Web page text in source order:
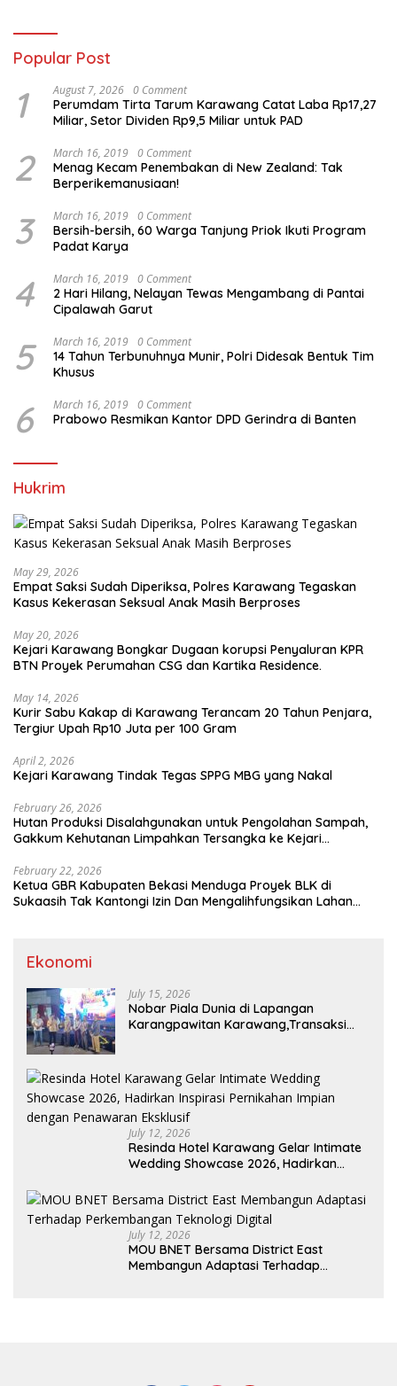
Popular Post
1 August 7, 2026 0 Comment
Perumdam Tirta Tarum Karawang Catat Laba Rp17,27
Miliar, Setor Dividen Rp9,5 Miliar untuk PAD
2 March 16, 2019 0 Comment
Menag Kecam Penembakan di New Zealand: Tak
Berperikemanusiaan!
3 March 16, 2019 0 Comment
Bersih-bersih, 60 Warga Tanjung Priok Ikuti Program
Padat Karya
4 March 16, 2019 0 Comment
2 Hari Hilang, Nelayan Tewas Mengambang di Pantai
Cipalawah Garut
5 March 16, 2019 0 Comment
14 Tahun Terbunuhnya Munir, Polri Didesak Bentuk Tim
Khusus
6 March 16, 2019 0 Comment
Prabowo Resmikan Kantor DPD Gerindra di Banten
Hukrim
May 29, 2026
Empat Saksi Sudah Diperiksa, Polres Karawang Tegaskan
Kasus Kekerasan Seksual Anak Masih Berproses
May 20, 2026
Kejari Karawang Bongkar Dugaan korupsi Penyaluran KPR
BTN Proyek Perumahan CSG dan Kartika Residence.
May 14, 2026
Kurir Sabu Kakap di Karawang Terancam 20 Tahun Penjara,
Tergiur Upah Rp10 Juta per 100 Gram
April 2, 2026
Kejari Karawang Tindak Tegas SPPG MBG yang Nakal
February 26, 2026
Hutan Produksi Disalahgunakan untuk Pengolahan Sampah,
Gakkum Kehutanan Limpahkan Tersangka ke Kejari
February 22, 2026
Ketua GBR Kabupaten Bekasi Menduga Proyek BLK di
Sukaasih Tak Kantongi Izin Dan Mengalihfungsikan Lahan
Ekonomi
July 15, 2026
Nobar Piala Dunia di Lapangan
Karangpawitan Karawang,Transaksi
July 12, 2026
Resinda Hotel Karawang Gelar Intimate
Wedding Showcase 2026, Hadirkan
Penawaran Eksklusif
July 12, 2026
MOU BNET Bersama District East
Membangun Adaptasi Terhadap